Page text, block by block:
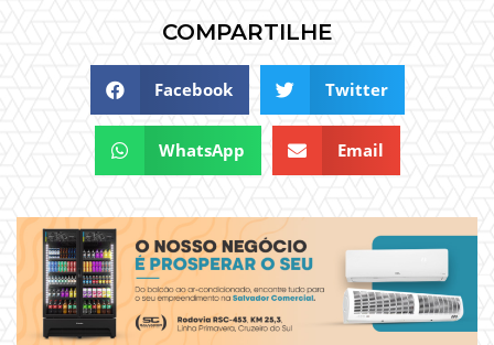
COMPARTILHE
Facebook Twitter
WhatsApp Email